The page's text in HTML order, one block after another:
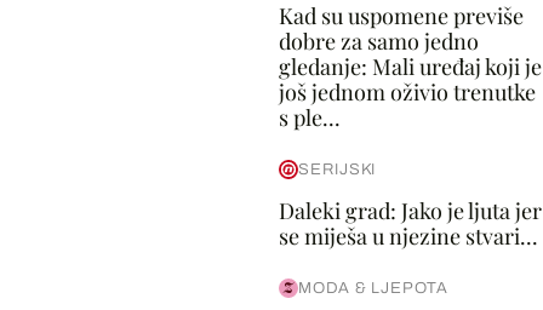
Kad su uspomene previše
dobre za samo jedno
gledanje: Mali uređaj koji je
još jednom oživio trenutke
s ple...
SERIJSKI
Daleki grad: Jako je ljuta jer
se miješa u njezine stvari...
MODA & LJEPOTA